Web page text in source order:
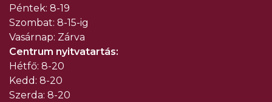
Péntek: 8-19
Szombat: 8-15-ig
Vasárnap: Zárva
Centrum nyitvatartás:
Hétfő: 8-20
Kedd: 8-20
Szerda: 8-20